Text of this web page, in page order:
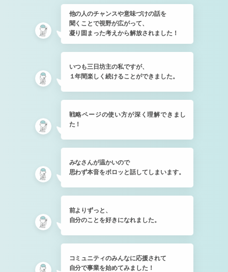
他の人のチャンスや意味づけの話を
聞くことで視野が広がって、
凝り固まった考えから解放されました！
いつも三日坊主の私ですが、
１年間楽しく続けることができました。
戦略ページの使い方が深く理解できまし
た！
みなさんが温かいので
思わず本音をポロッと話してしまいます。
前よりずっと、
自分のことを好きになれました。
コミュニティのみんなに応援されて
自分で事業を始めてみました！